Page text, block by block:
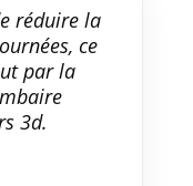
réduire la
ce
par la
3d.